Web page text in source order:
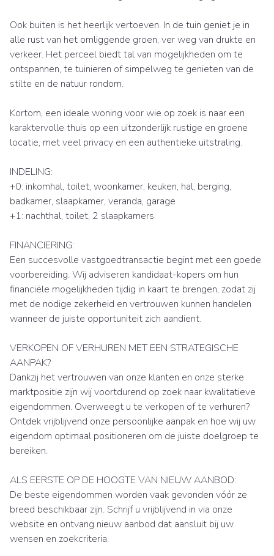
Ook buiten is het heerlijk vertoeven. In de tuin geniet je in
alle rust van het omliggende groen, ver weg van drukte en
verkeer. Het perceel biedt tal van mogelijkheden om te
ontspannen, te tuinieren of simpelweg te genieten van de
stilte en de natuur rondom.
Kortom, een ideale woning voor wie op zoek is naar een
karaktervolle thuis op een uitzonderlijk rustige en groene
locatie, met veel privacy en een authentieke uitstraling.
INDELING:
+0: inkomhal, toilet, woonkamer, keuken, hal, berging,
badkamer, slaapkamer, veranda, garage
+1: nachthal, toilet, 2 slaapkamers
FINANCIERING:
Een succesvolle vastgoedtransactie begint met een goede
voorbereiding. Wij adviseren kandidaat-kopers om hun
financiële mogelijkheden tijdig in kaart te brengen, zodat zij
met de nodige zekerheid en vertrouwen kunnen handelen
wanneer de juiste opportuniteit zich aandient.
VERKOPEN OF VERHUREN MET EEN STRATEGISCHE
AANPAK?
Dankzij het vertrouwen van onze klanten en onze sterke
marktpositie zijn wij voortdurend op zoek naar kwalitatieve
eigendommen. Overweegt u te verkopen of te verhuren?
Ontdek vrijblijvend onze persoonlijke aanpak en hoe wij uw
eigendom optimaal positioneren om de juiste doelgroep te
bereiken.
ALS EERSTE OP DE HOOGTE VAN NIEUW AANBOD:
De beste eigendommen worden vaak gevonden vóór ze
breed beschikbaar zijn. Schrijf u vrijblijvend in via onze
website en ontvang nieuw aanbod dat aansluit bij uw
wensen en zoekcriteria.